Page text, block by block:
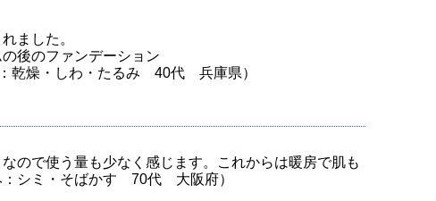
ました。
後のファンデーション
乾燥・しわ・たるみ 40代 兵庫県）
ので使う量も少なく感じます。これからは暖房で肌も
：シミ・そばかす 70代 大阪府）